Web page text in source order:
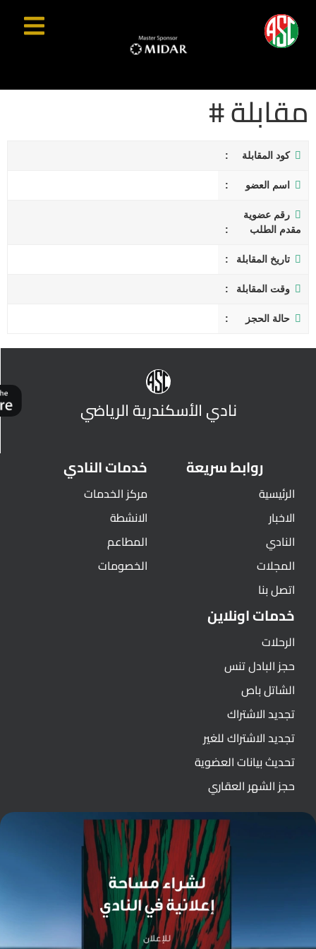
مقابلة #
كود المقابلة
اسم العضو
رقم عضوية
مقدم الطلب
تاريخ المقابلة
وقت المقابلة
حالة الحجز
نادي الأسكندرية الرياضي
روابط سريعة
الرئيسية
الاخبار
النادي
المجلات
اتصل بنا
خدمات النادي
مركز الخدمات
الانشطة
المطاعم
الخصومات
خدمات اونلاين
الرحلات
حجز البادل تنس
الشاتل باص
تجديد الاشتراك
تجديد الاشتراك للغير
تحديث بيانات العضوية
حجز الشهر العقاري